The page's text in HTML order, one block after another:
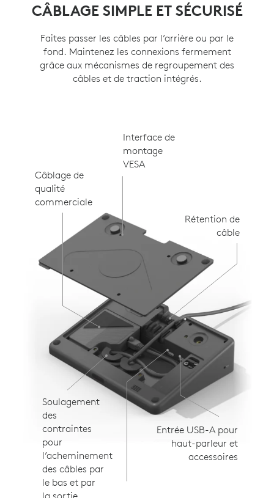
CÂBLAGE SIMPLE ET SÉCURISÉ
Faites passer les câbles par l’arrière ou par le
fond. Maintenez les connexions fermement
grâce aux mécanismes de regroupement des
câbles et de traction intégrés.
Entrée USB-A pour
haut-parleur et
accessoires
Soulagement
des
contraintes
pour
l’acheminement
des câbles par
le bas et par
la sortie
Rétention de
câble
Interface de
montage
VESA
Câblage de
qualité
commerciale